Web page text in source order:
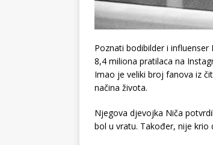
Poznati bodibilder i
8,4 miliona pratilaca na
Imao je veliki broj fanova iz
načina života.
Njegova djevojka Niča
bol u vratu. Također, nije krio